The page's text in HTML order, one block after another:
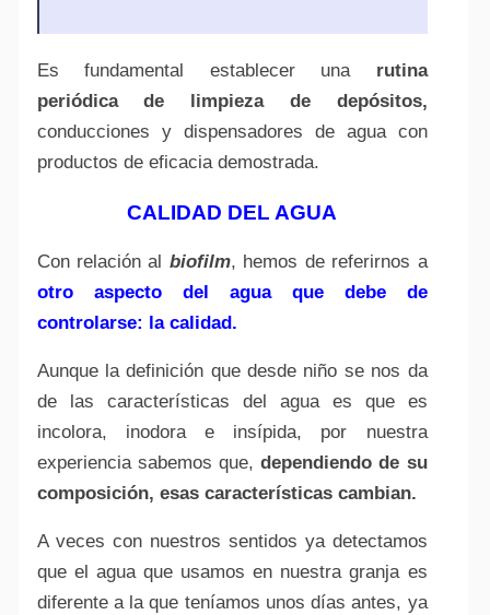
Es fundamental establecer unarutina
periódica de limpieza de depósitos,
conducciones y dispensadores de agua con
productos de eficacia demostrada.
CALIDAD DEL AGUA
Con relación al biofilm, hemos de referirnos a
otro aspecto del agua que debe de
controlarse: la calidad.
Aunque la definición que desde niño se nos da
de las características del agua es que es
incolora, inodora e insípida, por nuestra
experiencia sabemos que,dependiendo de su
composición, esas características cambian.
A veces con nuestros sentidos ya detectamos
que el agua que usamos en nuestra granja es
diferente a la que teníamos unos días antes, ya